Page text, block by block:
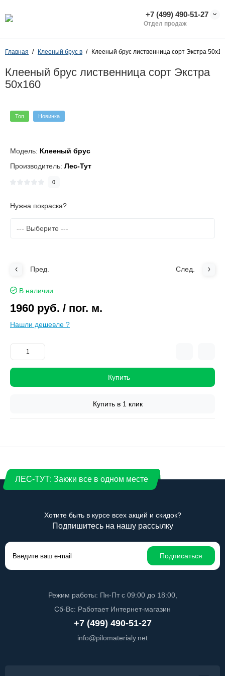
+7 (499) 490-51-27
Отдел продаж
Главная Клееный брус в Клееный брус лиственница сорт Экстра
Клееный брус лиственница сорт Экстра
50х160
Топ Новинка
Модель: Клееный брус
Производитель: Лес-Тут
0
Нужна покраска?
Пред. След.
В наличии
1960 руб. / пог. м.
Нашли дешевле ?
Купить
Купить в 1 клик
ЛЕС-ТУТ: Закжи все в одном месте
Хотите быть в курсе всех акций и скидок?
Подпишитесь на нашу рассылку
Подписаться
Режим работы: Пн-Пт с 09:00 до 18:00,
Сб-Вс: Работает Интернет-магазин
+7 (499) 490-51-27
info@pilomaterialy.net